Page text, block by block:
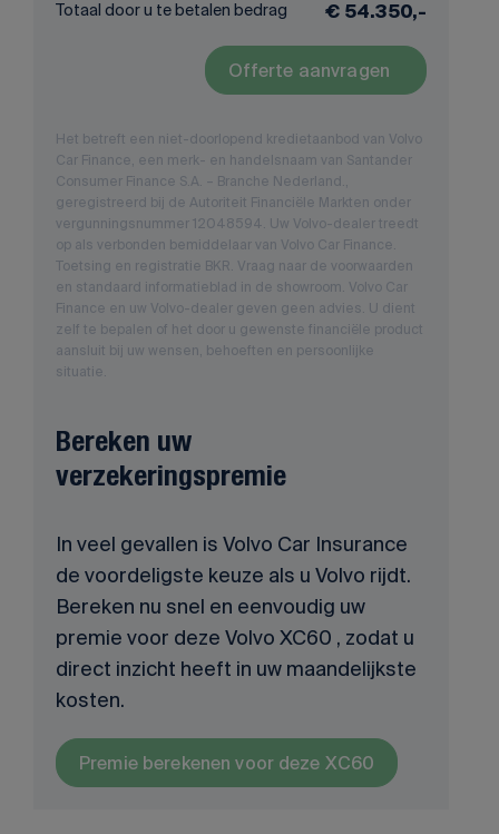
Totaal door u te betalen bedrag € 54.350,-
Offerte aanvragen
Het betreft een niet-doorlopend kredietaanbod van Volvo
Car Finance, een merk- en handelsnaam van Santander
Consumer Finance S.A. – Branche Nederland.,
geregistreerd bij de Autoriteit Financiële Markten onder
vergunningsnummer 12048594. Uw Volvo-dealer treedt
op als verbonden bemiddelaar van Volvo Car Finance.
Toetsing en registratie BKR. Vraag naar de voorwaarden
en standaard informatieblad in de showroom. Volvo Car
Finance en uw Volvo-dealer geven geen advies. U dient
zelf te bepalen of het door u gewenste financiële product
aansluit bij uw wensen, behoeften en persoonlijke
situatie.
Bereken uw
verzekeringspremie
In veel gevallen is Volvo Car Insurance
de voordeligste keuze als u Volvo rijdt.
Bereken nu snel en eenvoudig uw
premie voor deze Volvo XC60 , zodat u
direct inzicht heeft in uw maandelijkste
kosten.
Premie berekenen voor deze XC60